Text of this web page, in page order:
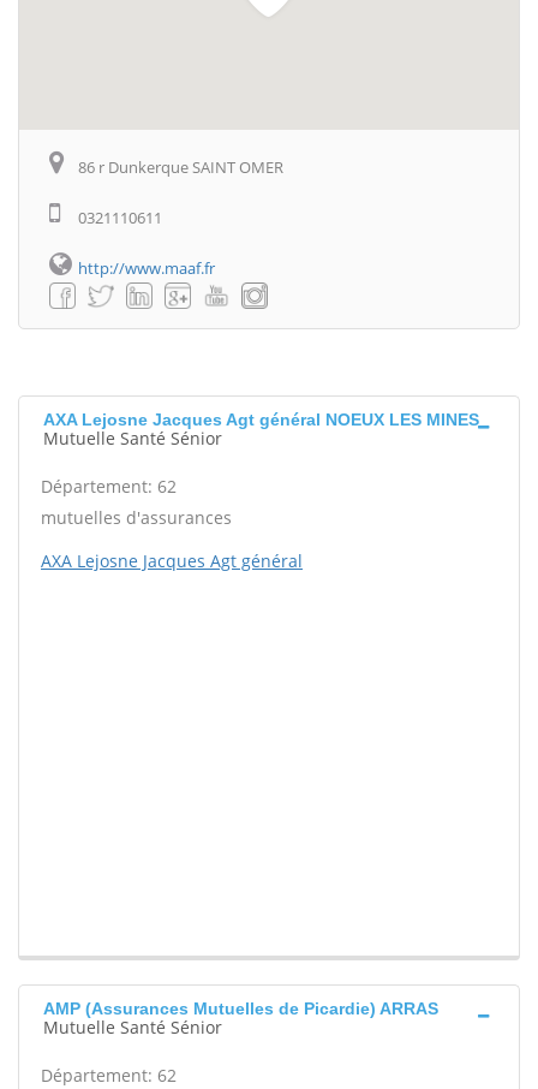
86 r Dunkerque SAINT OMER
0321110611
http://www.maaf.fr
AXA Lejosne Jacques Agt général NOEUX LES MINES
Mutuelle Santé Sénior
Département: 62
mutuelles d'assurances
AXA Lejosne Jacques Agt général
AMP (Assurances Mutuelles de Picardie) ARRAS
Mutuelle Santé Sénior
Département: 62